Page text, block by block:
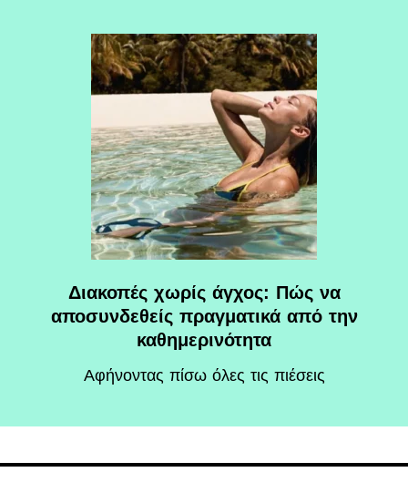
Διακοπές χωρίς άγχος: Πώς να
αποσυνδεθείς πραγματικά από την
καθημερινότητα
Αφήνοντας πίσω όλες τις πιέσεις